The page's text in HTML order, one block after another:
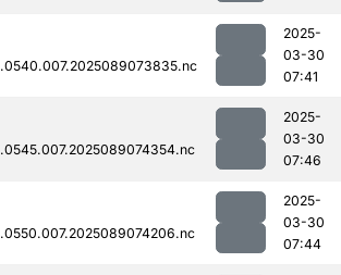
2025-
03-30
07:41
2025-
03-30
07:46
2025-
03-30
07:44